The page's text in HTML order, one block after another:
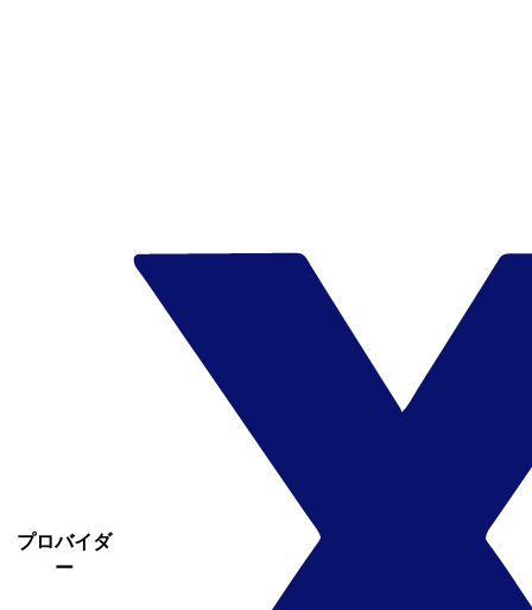
プロバイダ
ー